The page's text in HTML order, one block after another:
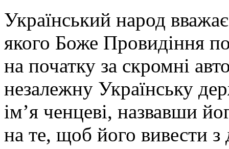
Український народ
якого Боже Провидіння
на початку за скромні
незалежну Українську
ім’я ченцеві, назвавши
на те, щоб його вивести з